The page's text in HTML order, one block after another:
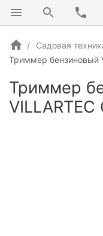
Садовая
Триммер бензиновый
Триммер
VILLARTEC